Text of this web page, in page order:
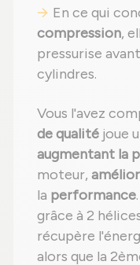
En ce qui
compression,
pressurise
cylindres.
Vous l'avez
de qualité joue
augmentant la
moteur,
la performance
grâce à 2
récupère
alors que la